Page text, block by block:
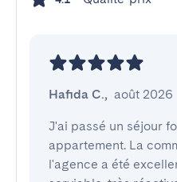
Hafida C., août 2026
J'ai passé un séjour
appartement. La
l'agence a été